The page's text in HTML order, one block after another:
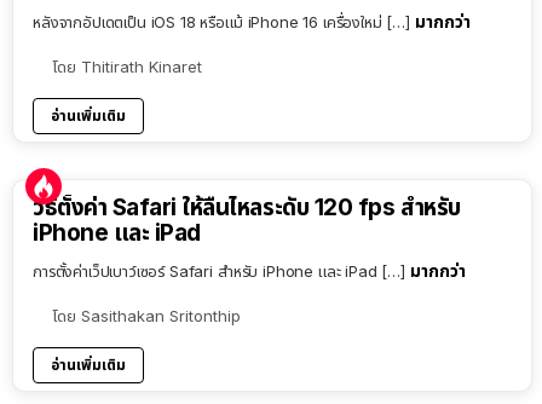
หลังจากอัปเดตเป็น iOS 18 หรือแม้ iPhone 16 เครื่องใหม่ […] มากกว่า
โดย Thitirath Kinaret
อ่านเพิ่มเติม
วิธีตั้งค่า Safari ให้ลื่นไหลระดับ 120 fps สำหรับ
iPhone และ iPad
การตั้งค่าเว็ปเบาว์เซอร์ Safari สำหรับ iPhone และ iPad […] มากกว่า
โดย Sasithakan Sritonthip
อ่านเพิ่มเติม